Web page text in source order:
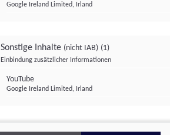
Google Ireland Limited, Irland
Sonstige Inhalte (nicht IAB) (1)
Einbindung zusätzlicher Informationen
YouTube
Google Ireland Limited, Irland